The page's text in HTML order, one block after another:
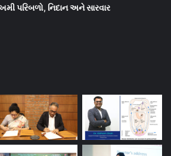
પરિબળો, નિદાન અને સારવાર